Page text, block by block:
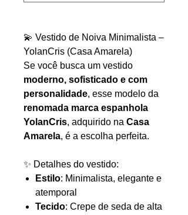
💫 Vestido de Noiva Minimalista –
YolanCris (Casa Amarela)
Se você busca um vestido
moderno, sofisticado e com
personalidade, esse modelo da
renomada marca espanhola
YolanCris, adquirido na Casa
Amarela, é a escolha perfeita.
✨ Detalhes do vestido:
Estilo: Minimalista, elegante e
atemporal
Tecido: Crepe de seda de alta